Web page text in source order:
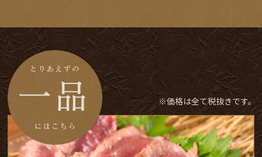
※価格は全て税抜きです。